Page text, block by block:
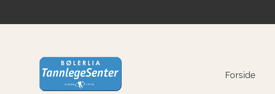
Forside